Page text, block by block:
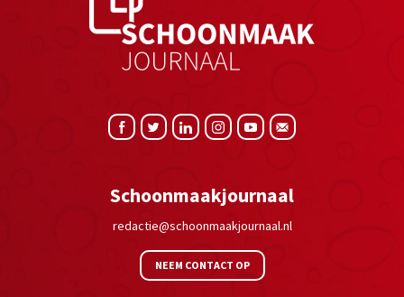
Schoonmaakjournaal
redactie@schoonmaakjournaal.nl
NEEM CONTACT OP